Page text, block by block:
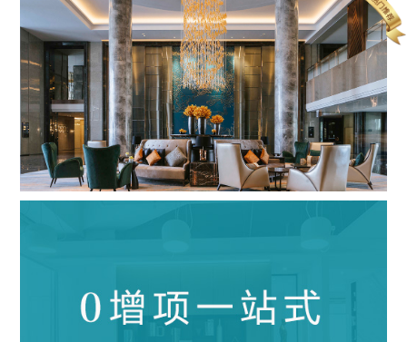
卓越铂尔曼酒店
五星级酒店 | 28000m² | 混搭风
查看详情 算算这么装修多少钱